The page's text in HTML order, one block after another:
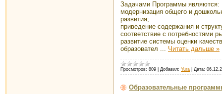
Задачами Программы являются:
модернизация общего и
развития;
приведение содержания и
соответствие с потребностями
развитие системы оценки
образовател ... Читать дальше »
Просмотров: 809 Добавил: Yura Дата:
Образовательные